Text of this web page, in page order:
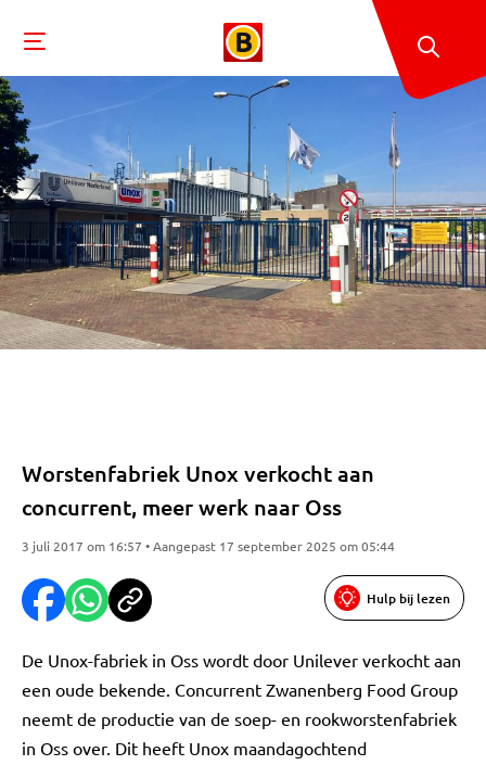
Worstenfabriek Unox verkocht aan
concurrent, meer werk naar Oss
3 juli 2017 om 16:57 • Aangepast 17 september 2025 om 05:44
Hulp bij lezen
De Unox-fabriek in Oss wordt door Unilever verkocht aan
een oude bekende. Concurrent Zwanenberg Food Group
neemt de productie van de soep- en rookworstenfabriek
in Oss over. Dit heeft Unox maandagochtend